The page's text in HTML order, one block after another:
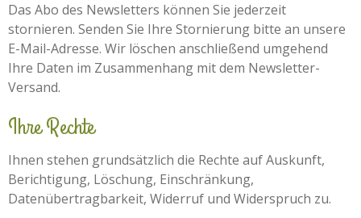
Das Abo des Newsletters können Sie jederzeit
stornieren. Senden Sie Ihre Stornierung bitte an unsere
E-Mail-Adresse. Wir löschen anschließend umgehend
Ihre Daten im Zusammenhang mit dem Newsletter-
Versand.
Ihre Rechte
Ihnen stehen grundsätzlich die Rechte auf Auskunft,
Berichtigung, Löschung, Einschränkung,
Datenübertragbarkeit, Widerruf und Widerspruch zu.